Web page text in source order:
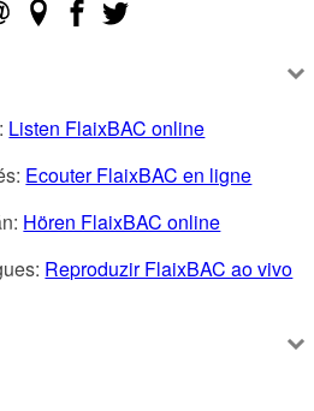
Listen FlaixBAC online
Ecouter FlaixBAC en ligne
Hören FlaixBAC online
Reproduzir FlaixBAC ao vivo